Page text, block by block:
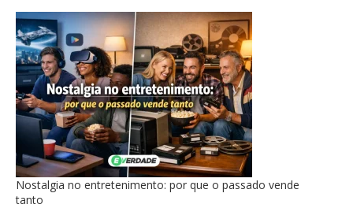
Nostalgia no entretenimento: por que o passado vende
tanto